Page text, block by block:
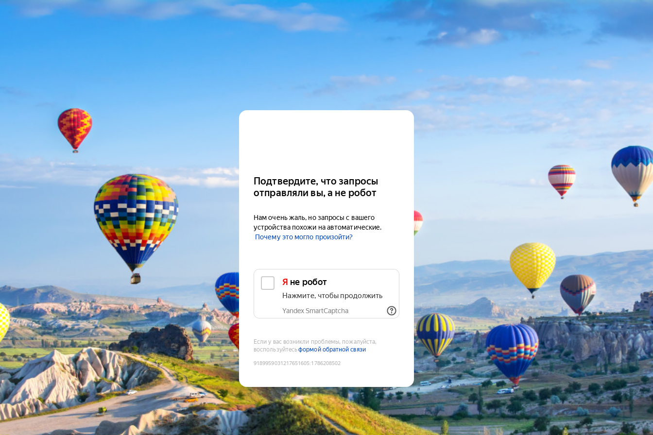
Подтвердите, что запросы
отправляли вы, а не робот
Нам очень жаль, но запросы с вашего
устройства похожи на автоматические.
Почему это могло произойти?
Я не робот
Нажмите, чтобы продолжить
Yandex SmartCaptcha
Если у вас возникли проблемы, пожалуйста,
воспользуйтесьформой обратной связи
9189959031217651605:1786208502